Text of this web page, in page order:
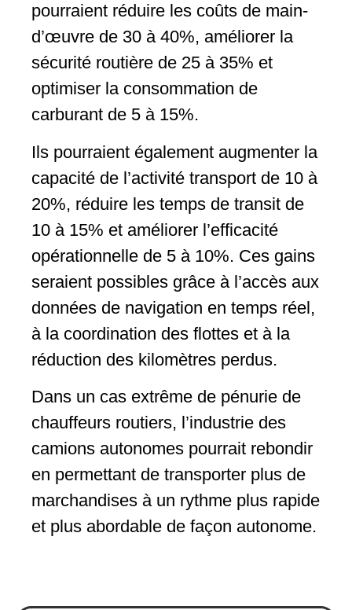
pourraient réduire les coûts de main-
d’œuvre de 30 à 40%, améliorer la
sécurité routière de 25 à 35% et
optimiser la consommation de
carburant de 5 à 15%.
Ils pourraient également augmenter la
capacité de l’activité transport de 10 à
20%, réduire les temps de transit de
10 à 15% et améliorer l’efficacité
opérationnelle de 5 à 10%. Ces gains
seraient possibles grâce à l’accès aux
données de navigation en temps réel,
à la coordination des flottes et à la
réduction des kilomètres perdus.
Dans un cas extrême de pénurie de
chauffeurs routiers, l’industrie des
camions autonomes pourrait rebondir
en permettant de transporter plus de
marchandises à un rythme plus rapide
et plus abordable de façon autonome.